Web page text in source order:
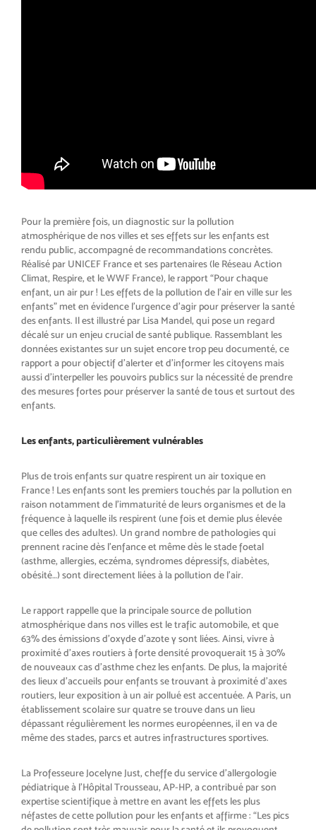
Pour la première fois, un diagnostic sur la pollution
atmosphérique de nos villes et ses effets sur les enfants est
rendu public, accompagné de recommandations concrètes.
Réalisé par UNICEF France et ses partenaires (le Réseau Action
Climat, Respire, et le WWF France), le rapport “Pour chaque
enfant, un air pur ! Les effets de la pollution de l’air en ville sur les
enfants” met en évidence l’urgence d’agir pour préserver la santé
des enfants. Il est illustré par Lisa Mandel, qui pose un regard
décalé sur un enjeu crucial de santé publique. Rassemblant les
données existantes sur un sujet encore trop peu documenté, ce
rapport a pour objectif d’alerter et d’informer les citoyens mais
aussi d’interpeller les pouvoirs publics sur la nécessité de prendre
des mesures fortes pour préserver la santé de tous et surtout des
enfants.
Les enfants, particulièrement vulnérables
Plus de trois enfants sur quatre respirent un air toxique en
France ! Les enfants sont les premiers touchés par la pollution en
raison notamment de l’immaturité de leurs organismes et de la
fréquence à laquelle ils respirent (une fois et demie plus élevée
que celles des adultes). Un grand nombre de pathologies qui
prennent racine dès l’enfance et même dès le stade foetal
(asthme, allergies, eczéma, syndromes dépressifs, diabètes,
obésité…) sont directement liées à la pollution de l’air.
Le rapport rappelle que la principale source de pollution
atmosphérique dans nos villes est le trafic automobile, et que
63% des émissions d’oxyde d’azote y sont liées. Ainsi, vivre à
proximité d’axes routiers à forte densité provoquerait 15 à 30%
de nouveaux cas d’asthme chez les enfants. De plus, la majorité
des lieux d’accueils pour enfants se trouvant à proximité d’axes
routiers, leur exposition à un air pollué est accentuée. A Paris, un
établissement scolaire sur quatre se trouve dans un lieu
dépassant régulièrement les normes européennes, il en va de
même des stades, parcs et autres infrastructures sportives.
La Professeure Jocelyne Just, cheffe du service d’allergologie
pédiatrique à l’Hôpital Trousseau, AP-HP, a contribué par son
expertise scientifique à mettre en avant les effets les plus
néfastes de cette pollution pour les enfants et affirme : “Les pics